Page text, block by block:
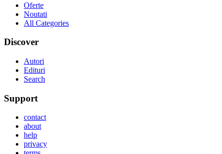
Oferte
Noutati
All Categories
Discover
Autori
Edituri
Search
Support
contact
about
help
privacy